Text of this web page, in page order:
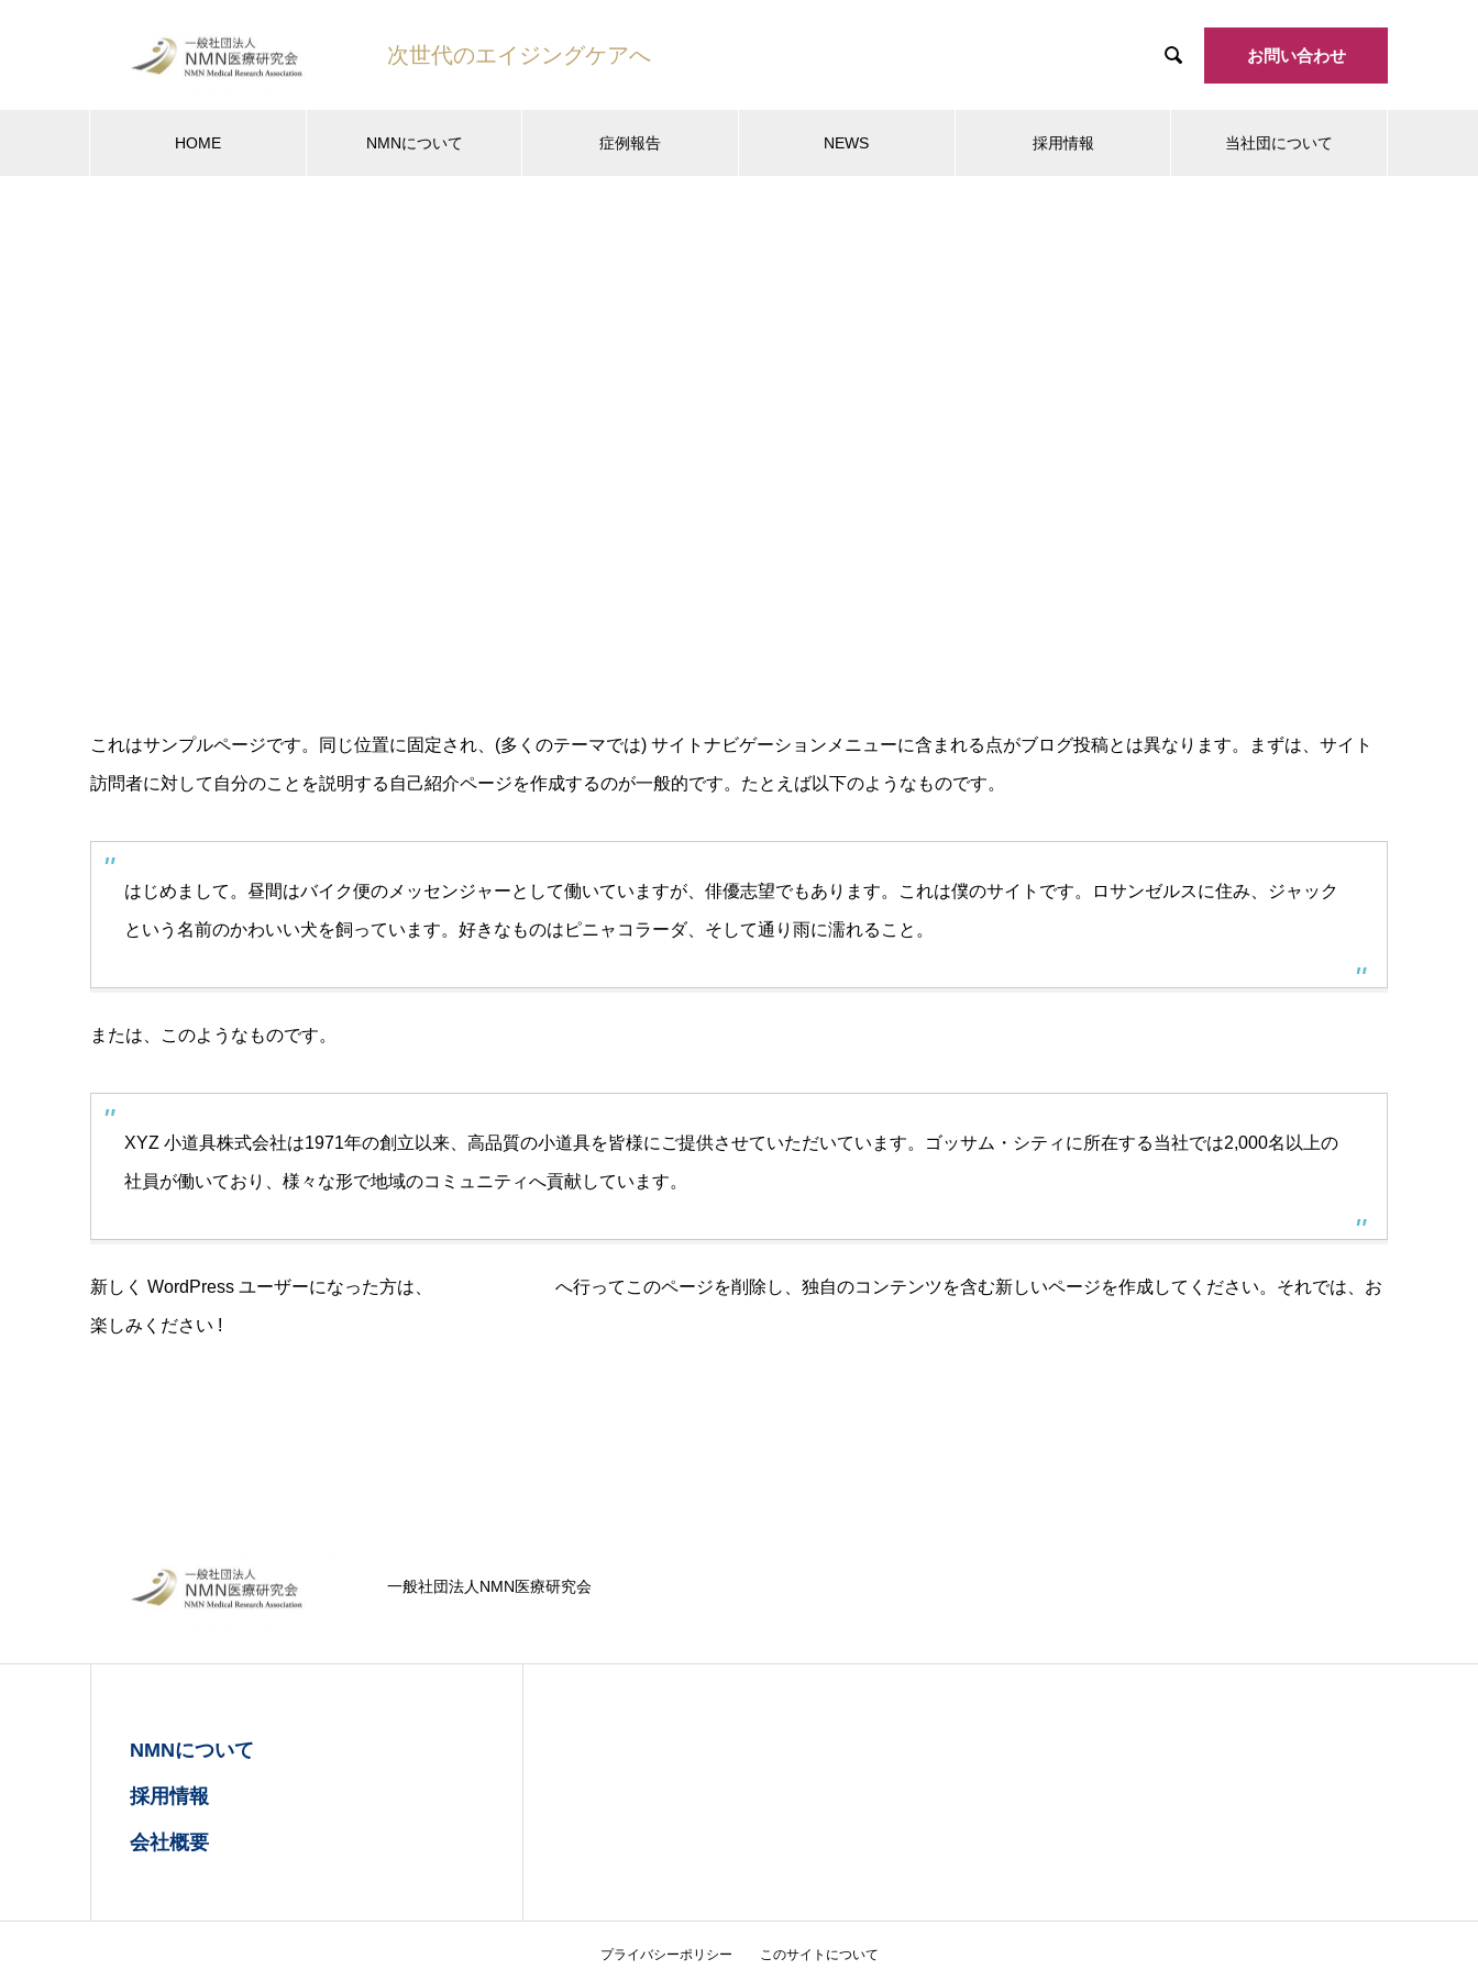
次世代のエイジングケアへ  お問い合わせ
HOME NMNについて 症例報告 NEWS 採用情報 当社団について
これはサンプルページです。同じ位置に固定され、(多くのテーマでは) サイトナビゲーションメニューに含まれる点がブログ投稿とは異なります。まずは、サイト
訪問者に対して自分のことを説明する自己紹介ページを作成するのが一般的です。たとえば以下のようなものです。
はじめまして。昼間はバイク便のメッセンジャーとして働いていますが、俳優志望でもあります。これは僕のサイトです。ロサンゼルスに住み、ジャック
という名前のかわいい犬を飼っています。好きなものはピニャコラーダ、そして通り雨に濡れること。
または、このようなものです。
XYZ 小道具株式会社は1971年の創立以来、高品質の小道具を皆様にご提供させていただいています。ゴッサム・シティに所在する当社では2,000名以上の
社員が働いており、様々な形で地域のコミュニティへ貢献しています。
新しく WordPress ユーザーになった方は、 へ行ってこのページを削除し、独自のコンテンツを含む新しいページを作成してください。それでは、お
楽しみください !
一般社団法人NMN医療研究会
NMNについて
採用情報
会社概要
プライバシーポリシー このサイトについて